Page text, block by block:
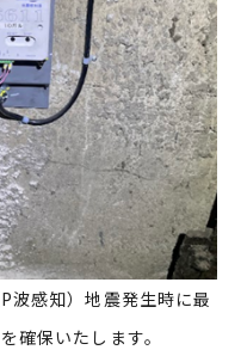
波感知）地震発生時に最
確保いたします。